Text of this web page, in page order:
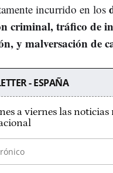
incurrido en los
criminal, tráfico de
y malversación de
- ESPAÑA
a viernes las noticias